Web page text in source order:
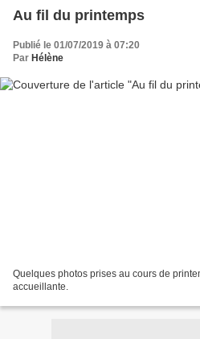
Au fil du printemps
Publié le 01/07/2019 à 07:20
Par Hélène
Quelques photos prises au cours de
accueillante.